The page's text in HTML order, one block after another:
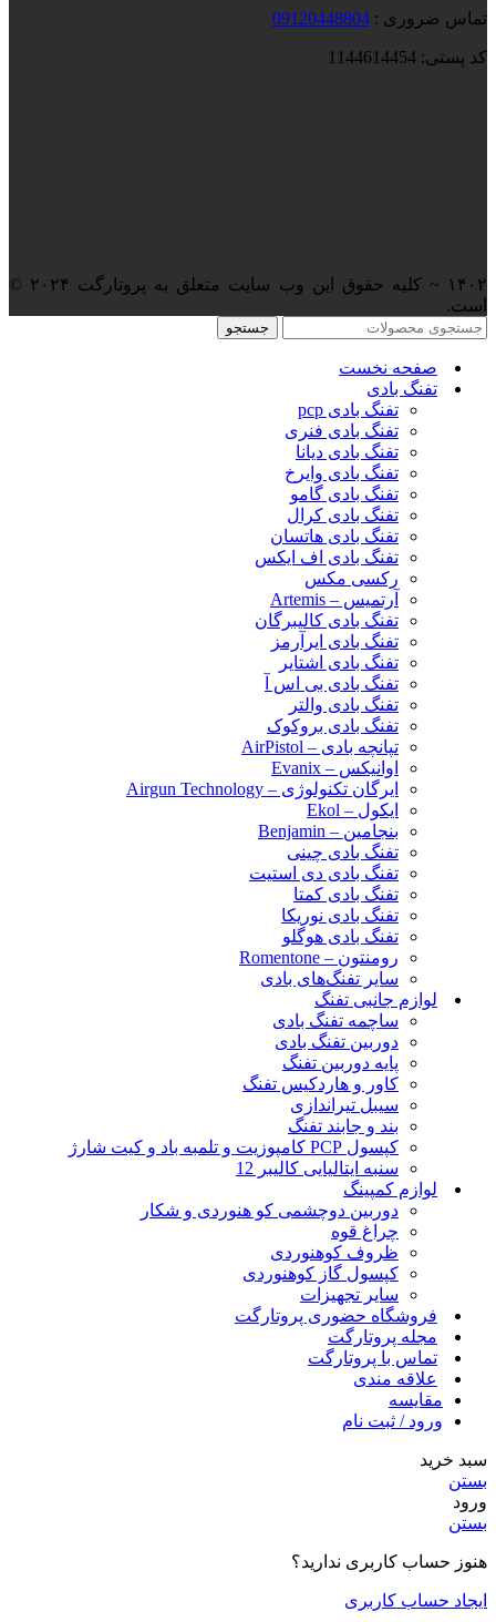
تماس ضروری : 09120448804
کد پستی: 1144614454
۱۴۰۲ ~ کلیه حقوق این وب سایت متعلق به پروتارگت ۲۰۲۴ ©️
است.
جستجو
صفحه نخست
تفنگ بادی
تفنگ بادی pcp
تفنگ بادی فنری
تفنگ بادی دیانا
تفنگ بادی وایرخ
تفنگ بادی گامو
تفنگ بادی کرال
تفنگ بادی هاتسان
تفنگ بادی اف ایکس
رکسی مکس
آرتمیس – Artemis
تفنگ بادی کالیبرگان
تفنگ بادی ایرآرمز
تفنگ بادی اشتایر
تفنگ بادی بی اس آ
تفنگ بادی والتر
تفنگ بادی بروکوک
تپانچه بادی – AirPistol
اوانیکس – Evanix
ایرگان تکنولوژی – Airgun Technology
ایکول – Ekol
بنجامین – Benjamin
تفنگ بادی چینی
تفنگ بادی دی استیت
تفنگ بادی کمتا
تفنگ بادی نوریکا
تفنگ بادی هوگلو
رومنتون – Romentone
سایر تفنگ‌های بادی
لوازم جانبی تفنگ
ساچمه تفنگ بادی
دوربین تفنگ بادی
پایه دوربین تفنگ
کاور و هاردکیس تفنگ
سیبل تیراندازی
بند و جابند تفنگ
کپسول PCP کامپوزیت و تلمبه باد و کیت شارژ
سنبه ایتالیایی کالیبر 12
لوازم کمپینگ
دوربین دوچشمی کو هنوردی و شکار
چراغ قوه
ظروف کوهنوردی
کپسول گاز کوهنوردی
سایر تجهیزات
فروشگاه حضوری پروتارگت
مجله پروتارگت
تماس با پروتارگت
علاقه مندی
مقایسه
ورود / ثبت نام
سبد خرید
بستن
ورود
بستن
هنوز حساب کاربری ندارید؟
ایجاد حساب کاربری